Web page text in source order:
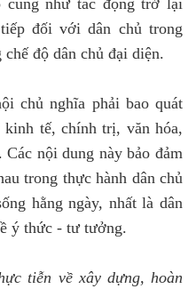
cũng như tác động trở lại
đối với dân chủ trong
độ dân chủ đại diện.
chủ nghĩa phải bao quát
tế, chính trị, văn hóa,
nội dung này bảo đảm
trong thực hành dân chủ
hằng ngày, nhất là dân
ý thức - tư tưởng.
tiễn về xây dựng, hoàn